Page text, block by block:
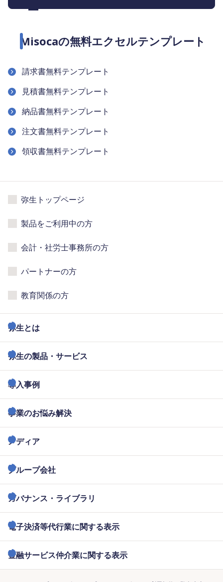
Misocaの無料エクセルテンプレート
請求書無料テンプレート
見積書無料テンプレート
納品書無料テンプレート
注文書無料テンプレート
領収書無料テンプレート
弥生トップページ
製品をご利用中の方
会計・社労士事務所の方
パートナーの方
教育関係の方
弥生とは
弥生の製品・サービス
導入事例
事業のお悩み解決
メディア
グループ会社
ガバナンス・ライブラリ
電子決済等代行業に関する表示
金融サービス仲介業に関する表示